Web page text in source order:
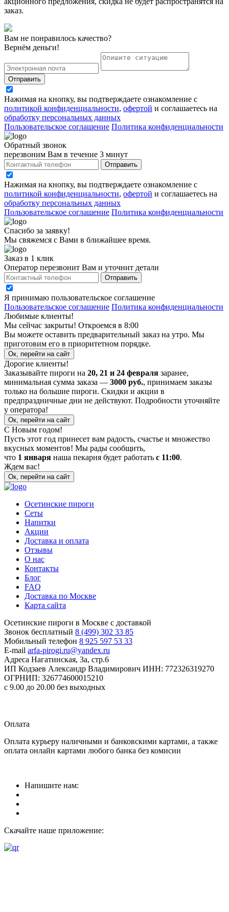
заказ.
Вам не понравилось качество?
Вернём деньги!
Отправить
Нажимая на кнопку, вы подтверждаете ознакомление с
политикой конфиденциальности, офертой и соглашаетесь на
обработку персональных данных
Пользовательское соглашение Политика конфиденциальности
Обратный звонок
перезвоним Вам в течение 3 минут
Отправить
Нажимая на кнопку, вы подтверждаете ознакомление с
политикой конфиденциальности, офертой и соглашаетесь на
обработку персональных данных
Пользовательское соглашение Политика конфиденциальности
Спасибо за заявку!
Мы свяжемся с Вами в ближайшее время.
Заказ в 1 клик
Оператор перезвонит Вам и уточнит детали
Отправить
Я принимаю пользовательское соглашение
Пользовательское соглашение Политика конфиденциальности
Любимые клиенты!
Мы сейчас закрыты! Откроемся в 8:00
Вы можете оставить предварительный заказ на утро. Мы
приготовим его в приоритетном порядке.
Ок, перейти на сайт
Дорогие клиенты!
Заказывайте пироги на 20, 21 и 24 февраля заранее,
минимальная сумма заказа — 3000 руб., принимаем заказы
только на большие пироги. Скидки и акции в
предпраздничные дни не действуют. Подробности уточняйте
у оператора!
Ок, перейти на сайт
С Новым годом!
Пусть этот год принесет вам радость, счастье и множество
вкусных моментов! Мы рады сообщить,
что 1 января наша пекарня будет работать с 11:00.
Ждем вас!
Ок, перейти на сайт
Осетинские пироги
Сеты
Напитки
Акции
Доставка и оплата
Отзывы
О нас
Контакты
Блог
FAQ
Доставка по Москве
Карта сайта
Осетинские пироги в Москве с доставкой
Звонок бесплатный 8 (499) 302 33 85
Мобильный телефон 8 925 597 53 33
E-mail arfa-pirogi.ru@yandex.ru
Адреса Нагатинская, 3а, стр.6
ИП Кодзаев Александр Владимирович ИНН: 772326319270
ОГРНИП: 326774600015210
с 9.00 до 20.00 без выходных
Оплата
Оплата курьеру наличными и банковскими картами, а также
оплата онлайн картами любого банка без комисии
Напишите нам:
Скачайте наше приложение: